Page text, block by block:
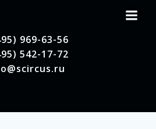
969-63-56
542-17-72